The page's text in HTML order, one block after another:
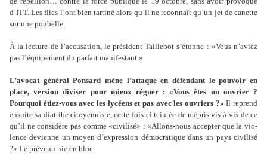
d’ITT. Les flics l’ont bien tar­tiné alors qu’il ne reconnaît qu’un jet de canette
sur une pou­belle.
À la lec­ture de l’accu­sa­tion, le pré­si­dent Taillebot s’étonne : «Vous n’aviez
pas l’équipement du par­fait mani­fes­tant.»
L’avocat géné­ral Ponsard mène l’atta­que en défen­dant le pou­voir en
place, ver­sion divi­ser pour mieux régner : «Vous êtes un ouvrier ?
Pourquoi étiez-vous avec les lycéens et pas avec les ouvriers ?» Il reprend
ensuite sa dia­tribe citoyen­niste, cette fois-ci tein­tée de mépris vis-à-vis de ce
qu’il ne consi­dère pas comme «civi­lisé» : «Allons-nous accep­ter que la vio­
lence devienne un moyen d’expres­sion démo­cra­ti­que dans un pays civi­lisé
?» Le pré­venu nie en bloc.